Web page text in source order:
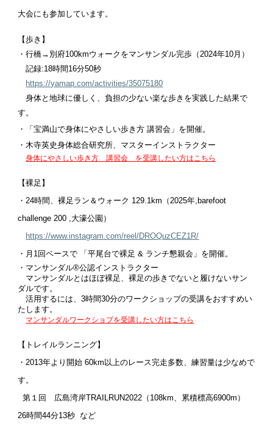
大会にも参加しています。
【歩き】
・行橋→別府100kmウォークをマンサンダル完歩（2024年10月）
記録:18時間16分50秒
https://yamap.com/activities/35075180
身体と地球に優しく、負担の少ない楽な歩きを実践した結果で
す。
・「宝満山で身体にやさしい歩き方 講習会」を開催。
・木寺英史身体総合研究所、マスターインストラクター
身体にやさしい歩き方 講習会 を受講したい方はこちら
【裸足】
・24時間、裸足ラン＆ウォーク 129.1km（2025年,barefoot
challenge 200 ,大濠公園）
https://www.instagram.com/reel/DROQuzCEZ1R/
・月1回ペースで 「平尾台で裸足 & ランチ懇親会」を開催。
・マンサンダル®︎公認インストラクター
マンサンダルとはほぼ裸足、裸足の歩きでないと履けないサン
ダルです。
活用するには、3時間30分のワークショップの受講をおすすめい
たします。
マンサンダルワークショプを受講したい方はこちら
【トレイルランニング】
・2013年より開始 60km以上のレース完走多数、練習量は少なめで
す。
第１回 広島湾岸TRAILRUN2022（108km、累積標高6900m）
26時間44分13秒 など